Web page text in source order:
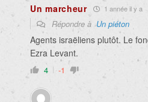
Un marcheur 1 année il y a
Répondre àUn piéton
Agents israëliens plutôt. Le
Ezra Levant.
4 -1